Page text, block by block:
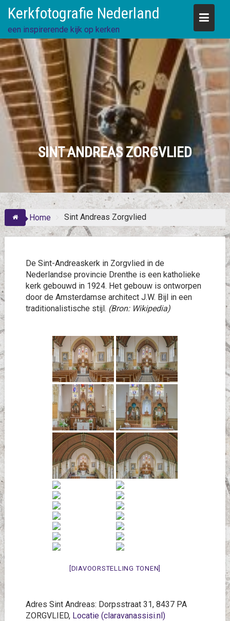
content
Kerkfotografie Nederland
een inspirerende kijk op kerken
SINT ANDREAS ZORGVLIED
Home Sint Andreas Zorgvlied
De Sint-Andreaskerk in Zorgvlied in de
Nederlandse provincie Drenthe is een katholieke
kerk gebouwd in 1924. Het gebouw is ontworpen
door de Amsterdamse architect J.W. Bijl in een
traditionalistische stijl. (Bron: Wikipedia)
[DIAVOORSTELLING TONEN]
Adres Sint Andreas: Dorpsstraat 31, 8437 PA
ZORGVLIED, Locatie (claravanassisi.nl)